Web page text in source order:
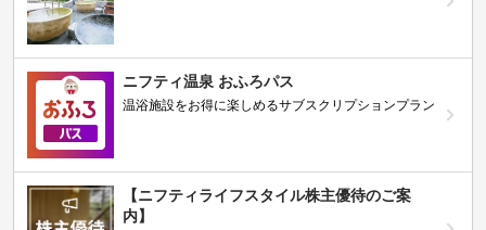
ニフティ温泉 おふろパス
温浴施設をお得に楽しめるサブスクリプションプラン
【ニフティライフスタイル株主優待のご案
内】